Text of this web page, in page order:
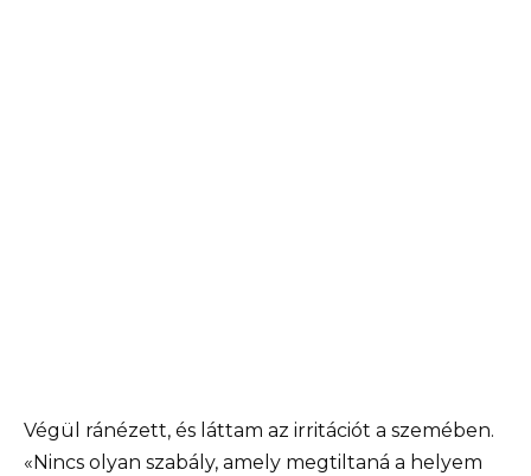
Végül ránézett, és láttam az irritációt a szemében.
«Nincs olyan szabály, amely megtiltaná a helyem